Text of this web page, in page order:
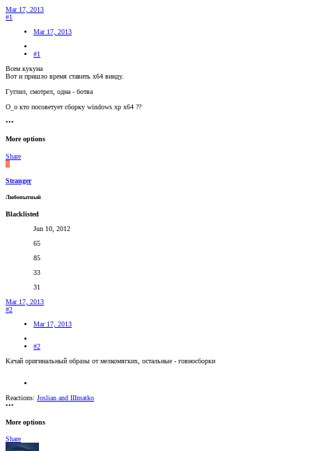
Mar 17, 2013
#1
Mar 17, 2013
#1
Всем кукуна
Вот и пришло время ставить х64 винду.
Гуглил, смотрел, одна - ботва
О_о кто посоветует сборку windows xp x64 ??
•••
More options
Share
S
Stranger
Любопытный
Blacklisted
Jun 10, 2012
65
85
33
31
Mar 17, 2013
#2
Mar 17, 2013
#2
Качай оригинальный образы от мелкомягких, остальные - говносборки
Reactions: Joslian and IIImatko
•••
More options
Share